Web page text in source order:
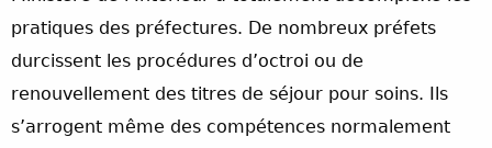
pratiques des préfectures. De nombreux préfets
durcissent les procédures d’octroi ou de
renouvellement des titres de séjour pour soins. Ils
s’arrogent même des compétences normalement